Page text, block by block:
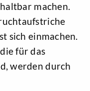
machen.
sich einmachen.
für das
werden durch